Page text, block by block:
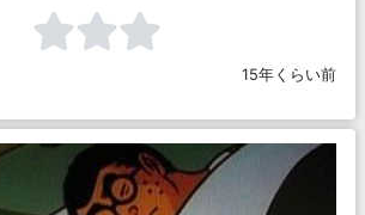
15年くらい前